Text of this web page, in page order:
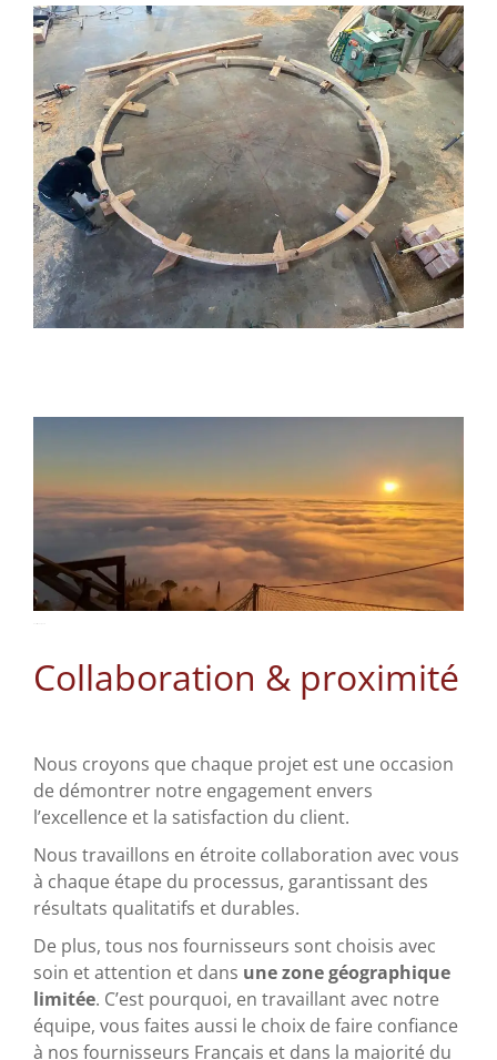
Collaboration & proximité
Nous croyons que chaque projet est une occasion
de démontrer notre engagement envers
l’excellence et la satisfaction du client.
Nous travaillons en étroite collaboration avec vous
à chaque étape du processus, garantissant des
résultats qualitatifs et durables.
De plus, tous nos fournisseurs sont choisis avec
soin et attention et dans une zone géographique
limitée. C’est pourquoi, en travaillant avec notre
équipe, vous faites aussi le choix de faire confiance
à nos fournisseurs Français et dans la majorité du